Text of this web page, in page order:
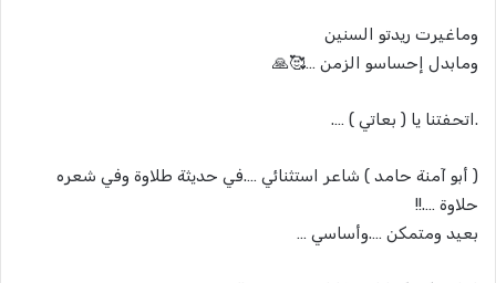
وماغيرت ريدتو السنين
ومابدل إحساسو الزمن …🥰🙏
.اتحفتنا يا ( بعاتي ) ….
( أبو آمنة حامد ) شاعر استثنائي ….في حديثة طلاوة وفي شعره
حلاوة ….!!
بعيد ومتمكن ….وأساسي …